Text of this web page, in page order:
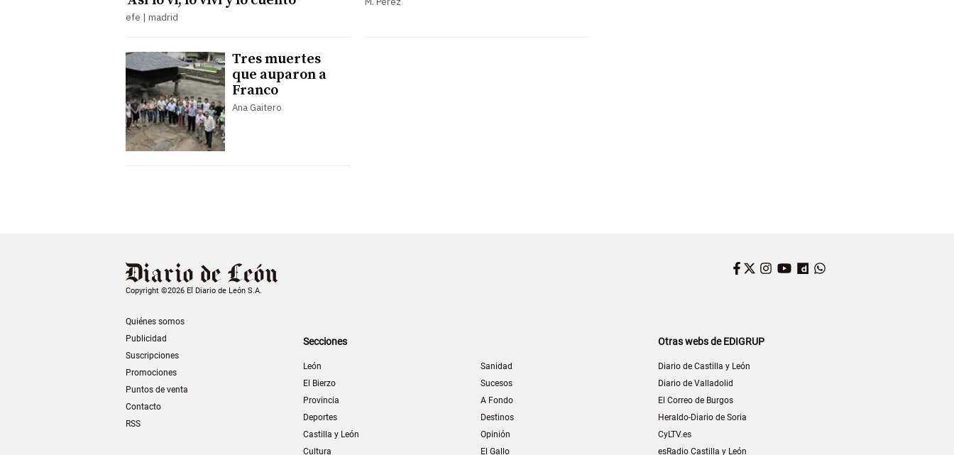
efe | madrid
Tres muertes
que auparon a
Franco
Ana Gaitero
Copyright ©2026 El Diario de León S.A.
Quiénes somos
Publicidad
Suscripciones
Promociones
Puntos de venta
Contacto
RSS
Facebook
Twitter
Instagram
YouTube
Dailymotion
Secciones
León
El Bierzo
Provincia
Deportes
Castilla y León
Cultura
Sanidad
Sucesos
A Fondo
Destinos
Opinión
El Gallo
Otras webs de EDIGRUP
Diario de Castilla y León
Diario de Valladolid
El Correo de Burgos
Heraldo-Diario de Soria
CyLTV.es
esRadio Castilla y León